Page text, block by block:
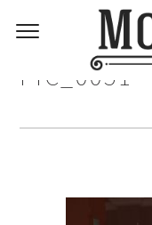
PIC_0051